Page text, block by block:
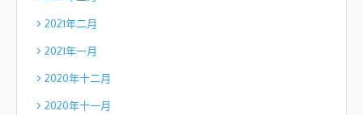
2021年二月
2021年一月
2020年十二月
2020年十一月